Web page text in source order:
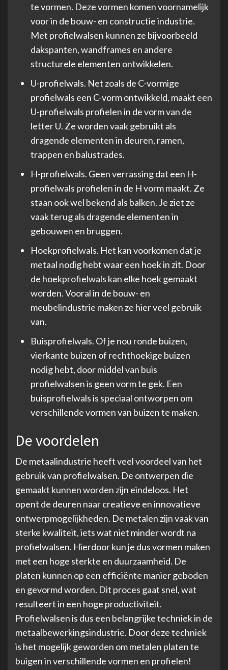
te vormen. Deze vormen komen voornamelijk
voor in de bouw- en constructie industrie.
Met profielwalsen kunnen ze bijvoorbeeld
dakspanten, wandframes en andere
structurele elementen ontwikkelen.
U-profielwals. Net zoals de C-vormige
profielwals een C-vorm ontwikkeld, maakt een
U-profielwals profielen in de vorm van de
letter U. Ze worden vaak gebruikt als
dragende elementen in deuren, ramen,
trappen en balustrades.
H-profielwals. Geen verrassing dat een H-
profielwals profielen in de H vorm maakt. Ze
staan ook wel bekend als balken. Je ziet ze
vaak terug als dragende elementen in
gebouwen en bruggen.
Hoekprofielwals. Het kan voorkomen dat je
metaal nodig hebt waar een hoek in zit. Door
de hoekprofielwals kan elke hoek gemaakt
worden. Vooral in de bouw- en
meubelindustrie maken ze hier veel gebruik
van.
Buisprofielwals. Of je nou ronde buizen,
vierkante buizen of rechthoekige buizen
nodig hebt, door middel van buis
profielwalsen is geen vorm te gek. Een
buisprofielwals is speciaal ontworpen om
verschillende vormen van buizen te maken.
De voordelen
De metaalindustrie heeft veel voordeel van het
gebruik van profielwalsen. De ontwerpen die
gemaakt kunnen worden zijn eindeloos. Het
opent de deuren naar creatieve en innovatieve
ontwerpmogelijkheden. De metalen zijn vaak van
sterke kwaliteit, iets wat niet minder wordt na
profielwalsen. Hierdoor kun je dus vormen maken
met een hoge sterkte en duurzaamheid. De
platen kunnen op een efficiënte manier geboden
en gevormd worden. Dit proces gaat snel, wat
resulteert in een hoge productiviteit.
Profielwalsen is dus een belangrijke techniek in de
metaalbewerkingsindustrie. Door deze techniek
is het mogelijk geworden om metalen platen te
buigen in verschillende vormen en profielen!